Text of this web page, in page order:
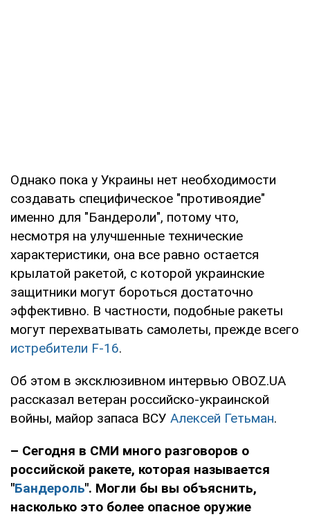
Однако пока у Украины нет необходимости
создавать специфическое "противоядие"
именно для "Бандероли", потому что,
несмотря на улучшенные технические
характеристики, она все равно остается
крылатой ракетой, с которой украинские
защитники могут бороться достаточно
эффективно. В частности, подобные ракеты
могут перехватывать самолеты, прежде всего
истребители F-16.
Об этом в эксклюзивном интервью OBOZ.UA
рассказал ветеран российско-украинской
войны, майор запаса ВСУ Алексей Гетьман.
– Сегодня в СМИ много разговоров о
российской ракете, которая называется
"Бандероль". Могли бы вы объяснить,
насколько это более опасное оружие